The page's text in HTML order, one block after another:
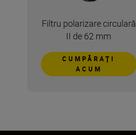
Filtru polarizare circulară
II de 62 mm
CUMPĂRAŢI
ACUM